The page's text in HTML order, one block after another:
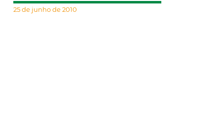
25 de junho de 2010